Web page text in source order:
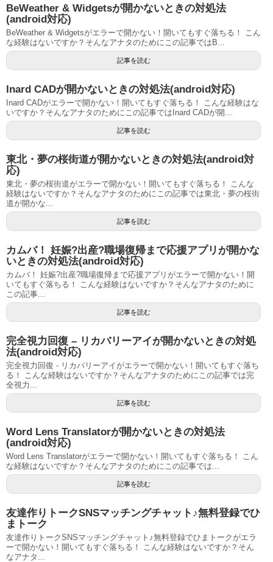
BeWeather & Widgetsが開かないときの対処法
(android対応)
BeWeather & Widgetsがエラーで開かない！開いてもすぐ落ちる！ こん
な経験はないですか？そんなアナタのためにこの記事ではB...
記事を読む
Inard CADが開かないときの対処法(android対応)
Inard CADがエラーで開かない！開いてもすぐ落ちる！ こんな経験はな
いですか？そんなアナタのためにこの記事ではInard CADが開...
記事を読む
東北・夢の桜街道が開かないときの対処法(android対
応)
東北・夢の桜街道がエラーで開かない！開いてもすぐ落ちる！ こんな
経験はないですか？そんなアナタのためにこの記事では東北・夢の桜街
道が開かな...
記事を読む
カムバ！ 妊娠?出産?職場復帰まで応援アプリが開かな
いときの対処法(android対応)
カムバ！ 妊娠?出産?職場復帰まで応援アプリがエラーで開かない！開
いてもすぐ落ちる！ こんな経験はないですか？そんなアナタのために
この記事...
記事を読む
完全視力回復 – リカバリーアイが開かないときの対処
法(android対応)
完全視力回復 - リカバリーアイがエラーで開かない！開いてもすぐ落ち
る！ こんな経験はないですか？そんなアナタのためにこの記事では完
全視力...
記事を読む
Word Lens Translatorが開かないときの対処法
(android対応)
Word Lens Translatorがエラーで開かない！開いてもすぐ落ちる！ こん
な経験はないですか？そんなアナタのためにこの記事では...
記事を読む
友達作りトークSNSマッチングチャット♪無料登録でひ
まトーク
友達作りトークSNSマッチングチャット♪無料登録でひまトークがエラ
ーで開かない！開いてもすぐ落ちる！ こんな経験はないですか？そん
なアナタ...